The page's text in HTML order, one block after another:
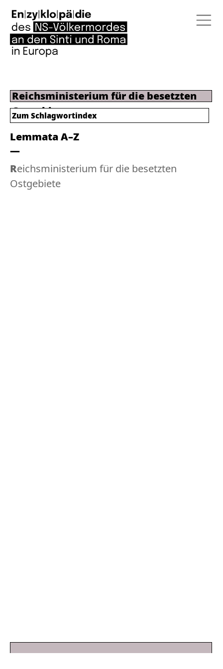
Reichsministerium für die besetzten
Ostgebiete
Lemmata A–Z
Reichsministerium für die besetzten
Ostgebiete
Zum Schlagwortindex